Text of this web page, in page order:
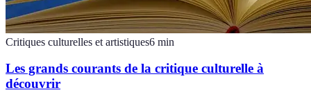
Critiques culturelles et artistiques6 min
Les grands courants de la critique culturelle à
découvrir